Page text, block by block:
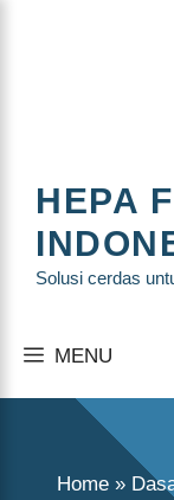
HEPA
Solusi cerdas
MENU
Home»